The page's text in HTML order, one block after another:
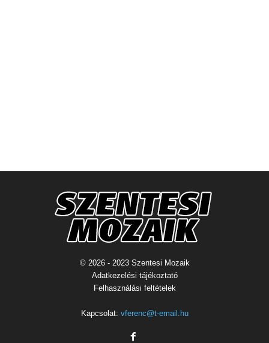
© 2026 - 2023 Szentesi Mozaik
Adatkezelési tájékoztató
Felhasználási feltételek
Kapcsolat: vferenc@t-email.hu